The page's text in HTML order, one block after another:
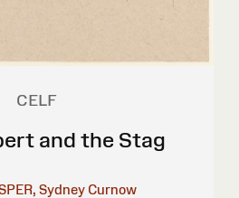
CELF
and the Stag
Sydney Curnow